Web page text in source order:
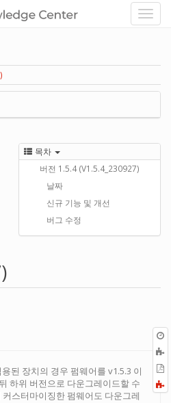
목차
버전 1.5.4 (V1.5.4_230927)
날짜
신규 기능 및 개선
버그 수정
된 장치의 경우 펌웨어를 v1.5.3 이
하위 버전으로 다운그레이드할 수
스터마이징한 펌웨어도 다운그레